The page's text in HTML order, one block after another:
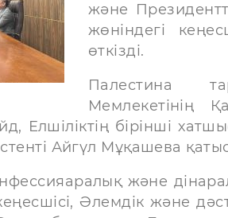
және
жөніндегі
өткізді.
Палестина
Мемлекетінің
Елшіліктің бірінші
Айгүл Мұқашева
және
Әлемдік және